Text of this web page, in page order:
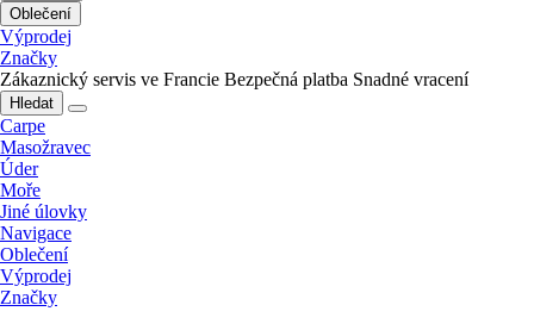
Oblečení
Výprodej
Značky
Zákaznický servis ve Francie Bezpečná platba Snadné vracení
Hledat
Carpe
Masožravec
Úder
Moře
Jiné úlovky
Navigace
Oblečení
Výprodej
Značky